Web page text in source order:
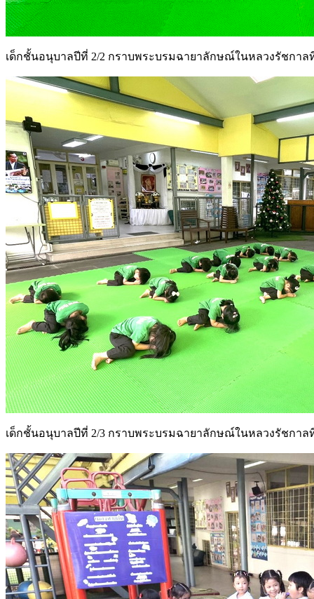
เด็กชั้นอนุบาลปีที่ 2/2 กราบพระบรมฉายาลักษณ์ในหลวงรัชกาล
เด็กชั้นอนุบาลปีที่ 2/3 กราบพระบรมฉายาลักษณ์ในหลวงรัชกาล